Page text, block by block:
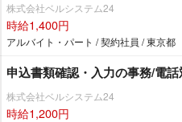
株式会社ベルシステム24
時給1,400円
アルバイト・パート / 契約社員 / 東京都
申込書類確認・入力の事務/電
株式会社ベルシステム24
時給1,200円